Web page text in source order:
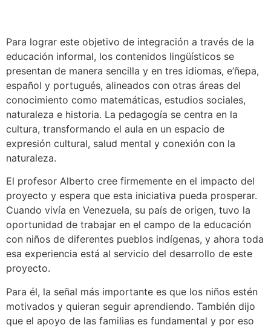
Para lograr este objetivo de integración a través de la
educación informal, los contenidos lingüísticos se
presentan de manera sencilla y en tres idiomas, e’ñepa,
español y portugués, alineados con otras áreas del
conocimiento como matemáticas, estudios sociales,
naturaleza e historia. La pedagogía se centra en la
cultura, transformando el aula en un espacio de
expresión cultural, salud mental y conexión con la
naturaleza.
El profesor Alberto cree firmemente en el impacto del
proyecto y espera que esta iniciativa pueda prosperar.
Cuando vivía en Venezuela, su país de origen, tuvo la
oportunidad de trabajar en el campo de la educación
con niños de diferentes pueblos indígenas, y ahora toda
esa experiencia está al servicio del desarrollo de este
proyecto.
Para él, la señal más importante es que los niños estén
motivados y quieran seguir aprendiendo. También dijo
que el apoyo de las familias es fundamental y por eso